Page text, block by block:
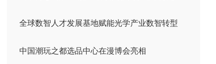
全球数智人才发展基地赋能光学产业数智转型
中国潮玩之都选品中心在漫博会亮相